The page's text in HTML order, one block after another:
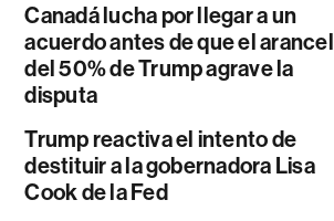
Canadá lucha por llegar a un
acuerdo antes de que el arancel
del 50% de Trump agrave la
disputa
Trump reactiva el intento de
destituir a la gobernadora Lisa
Cook de la Fed